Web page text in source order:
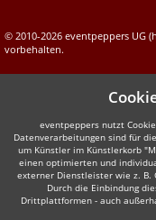
© 2010-2026 eventpeppers UG
vorbehalten.
eventpeppers nutzt
Datenverarbeitungen sind für
um Künstler im Künstlerkorb
einen optimierten und
externer Dienstleister wie z. B.
Durch die Einbindung
Drittplattformen - auch